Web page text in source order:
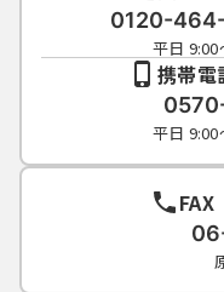
0120-464-
平日 9:00
携帯電
平日 9:00
FAX